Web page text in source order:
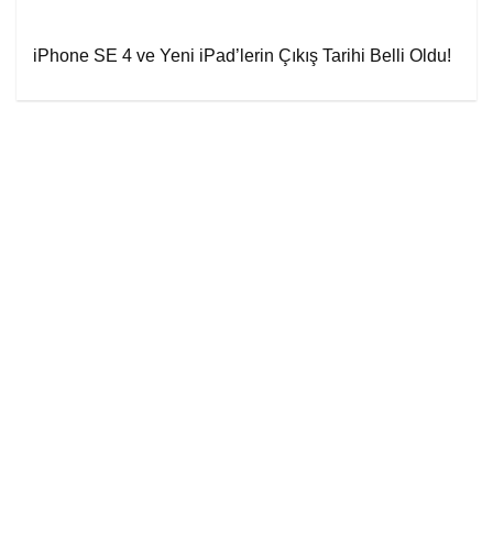
iPhone SE 4 ve Yeni iPad’lerin Çıkış Tarihi Belli Oldu!